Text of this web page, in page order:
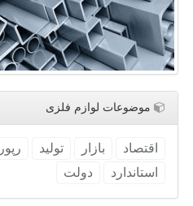
موضوعات لوازم فلزی
اقتصاد بازار تولید
استاندارد
دولت